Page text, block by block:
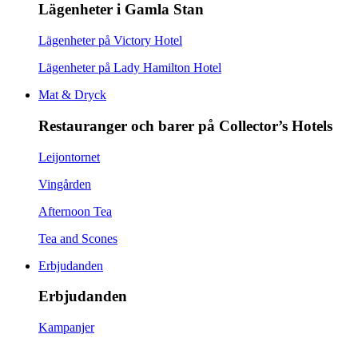
Lägenheter i Gamla Stan
Lägenheter på Victory Hotel
Lägenheter på Lady Hamilton Hotel
Mat & Dryck
Restauranger och barer på Collector’s Hotels
Leijontornet
Vingården
Afternoon Tea
Tea and Scones
Erbjudanden
Erbjudanden
Kampanjer